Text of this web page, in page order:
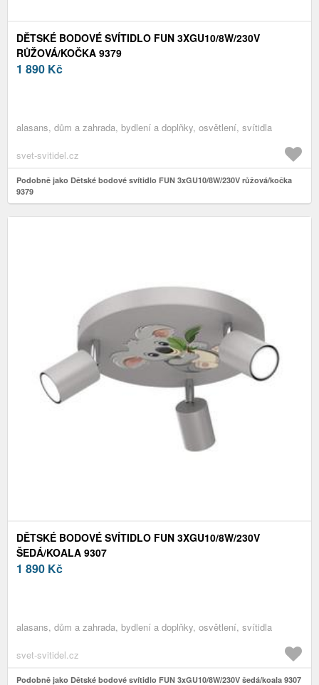
DĚTSKÉ BODOVÉ SVÍTIDLO FUN 3XGU10/8W/230V
RŮŽOVÁ/KOČKA 9379
1 890 Kč
alasans, dům a zahrada, bydlení a doplňky, osvětlení, svítidla
svet-svitidel.cz
Podobně jako Dětské bodové svítidlo FUN 3xGU10/8W/230V růžová/kočka
9379
DĚTSKÉ BODOVÉ SVÍTIDLO FUN 3XGU10/8W/230V
ŠEDÁ/KOALA 9307
1 890 Kč
alasans, dům a zahrada, bydlení a doplňky, osvětlení, svítidla
svet-svitidel.cz
Podobně jako Dětské bodové svítidlo FUN 3xGU10/8W/230V šedá/koala 9307